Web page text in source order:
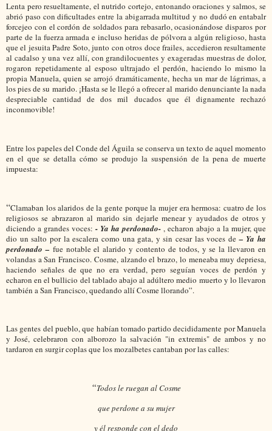
Lenta pero resueltamente, el nutrido cortejo, entonando oraciones y salmos, se
abrió paso con dificultades entre la abigarrada multitud y no dudó en entabalr
forcejeo con el cordón de soldados para rebasarlo, ocasionándose disparos por
parte de la fuerza armada e incluso heridas de pólvora a algún religioso, hasta
que el jesuita Padre Soto, junto con otros doce frailes, accedieron resultamente
al cadalso y una vez allí, con grandilocuentes y exageradas muestras de dolor,
rogaron repetidamente al esposo ultrajado el perdón, haciendo lo mismo la
propia Manuela, quien se arrojó dramáticamente, hecha un mar de lágrimas, a
los pies de su marido. ¡Hasta se le llegó a ofrecer al marido denunciante la nada
despreciable cantidad de dos mil ducados que él dignamente rechazó
inconmovible!
Entre los papeles del Conde del Águila se conserva un texto de aquel momento
en el que se detalla cómo se produjo la suspensión de la pena de muerte
impuesta:
“Clamaban los alaridos de la gente porque la mujer era hermosa: cuatro de los
religiosos se abrazaron al marido sin dejarle menear y ayudados de otros y
diciendo a grandes voces: - Ya ha perdonado- , echaron abajo a la mujer, que
dio un salto por la escalera como una gata, y sin cesar las voces de – Ya ha
perdonado – fue notable el alarido y contento de todos, y se la llevaron en
volandas a San Francisco. Cosme, alzando el brazo, lo meneaba muy depriesa,
haciendo señales de que no era verdad, pero seguían voces de perdón y
echaron en el bullicio del tablado abajo al adúltero medio muerto y lo llevaron
también a San Francisco, quedando allí Cosme llorando”.
Las gentes del pueblo, que habían tomado partido decididamente por Manuela
y José, celebraron con alborozo la salvación "in extremis" de ambos y no
tardaron en surgir coplas que los mozalbetes cantaban por las calles:
“Todos le ruegan al Cosme
que perdone a su mujer
y él responde con el dedo